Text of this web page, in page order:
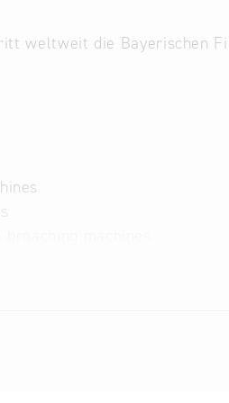
weltweit die Bayerischen
unit heads